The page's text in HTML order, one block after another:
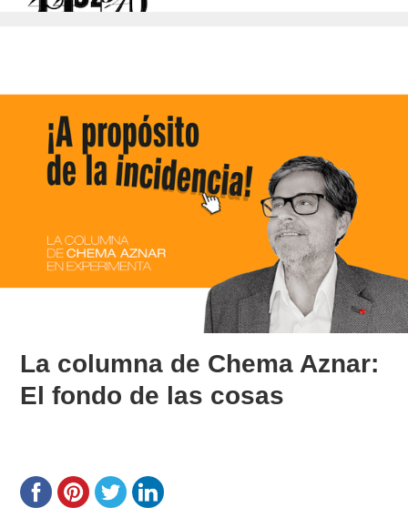
La columna de Chema Aznar:
El fondo de las cosas